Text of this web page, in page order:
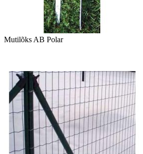
Mutilõks AB Polar